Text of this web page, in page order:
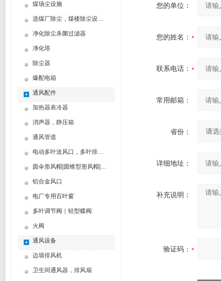
煤场尘设施
选煤厂除尘，煤楼除尘设计制造方案
净化除尘杀菌过滤器
净化塔
除尘器
爆配电箱
通风配件
加热器表冷器
消声器，静压箱
通风管道
电动多叶送风口，多叶排烟口
圆伞形风帽|圆锥型形风帽|筒形风帽
铝合金风口
电厂专用百叶窗
多叶调节阀｜轻型蝶阀
火阀
通风设备
边墙排风机
卫生间通风器，排风扇
您的单位：
您的姓名：
联系电话：
常用邮箱：
省份：
详细地址：
补充说明：
验证码：